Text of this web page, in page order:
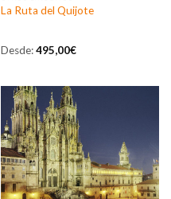
La Ruta del Quijote
Desde:495,00€